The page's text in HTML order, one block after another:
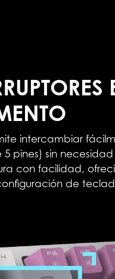
intercambiar
pines) sin
con facilidad,
de